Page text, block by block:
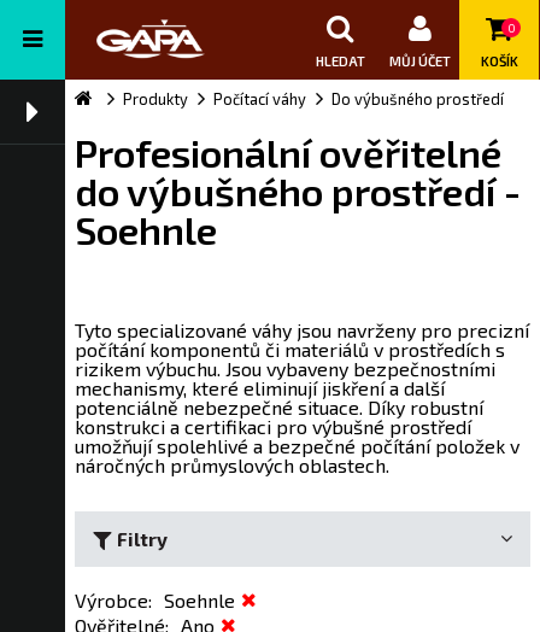
HLEDAT MŮJ ÚČET
0
KOŠÍK
Produkty Počítací váhy Do výbušného prostředí
Profesionální ověřitelné
do výbušného prostředí -
Soehnle
Tyto specializované váhy jsou navrženy pro precizní
počítání komponentů či materiálů v prostředích s
rizikem výbuchu. Jsou vybaveny bezpečnostními
mechanismy, které eliminují jiskření a další
potenciálně nebezpečné situace. Díky robustní
konstrukci a certifikaci pro výbušné prostředí
umožňují spolehlivé a bezpečné počítání položek v
náročných průmyslových oblastech.
Filtry
Výrobce: Soehnle
Ověřitelné: Ano